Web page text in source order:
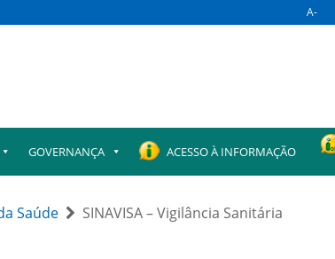
A-
GOVERNANÇA ACESSO À INFORMAÇÃO
Saúde SINAVISA – Vigilância Sanitária